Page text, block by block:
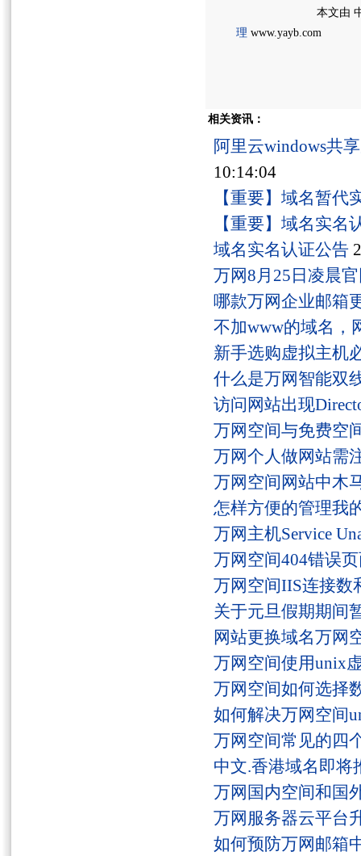
本文由 中
理 www.yayb.com
相关资讯：
阿里云windows共
10:14:04
【重要】域名暂代
【重要】域名实名
域名实名认证公告
万网8月25日凌晨
哪款万网企业邮箱
不加www的域名，
新手选购虚拟主机
什么是万网智能双
访问网站出现
万网空间与免费空
万网个人做网站需
万网空间网站中木
怎样方便的管理我
万网主机Service
万网空间404错误
万网空间IIS连接数
关于元旦假期期间
网站更换域名万网
万网空间使用unix
万网空间如何选择
如何解决万网空间
万网空间常见的四
中文.香港域名即将
万网国内空间和国
万网服务器云平台
如何预防万网邮箱